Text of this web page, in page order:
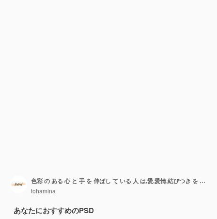
色彩 の ある 心 と 手 を 伸ばし て いる 人 は,愛,愛情,結びつき を 表わす 楽しい 画像 です
tohamina
あなたにおすすめのPSD